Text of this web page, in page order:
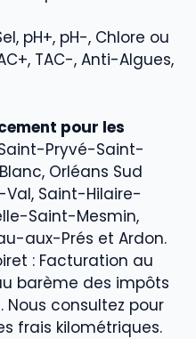
pH+, pH-, Chlore ou
TAC-, Anti-Algues,
pour les
Pryvé-Saint-
Orléans Sud
Saint-Hilaire-
Saint-Mesmin,
aux-Prés et Ardon.
: Facturation au
barème des impôts
Nous consultez pour
frais kilométriques.